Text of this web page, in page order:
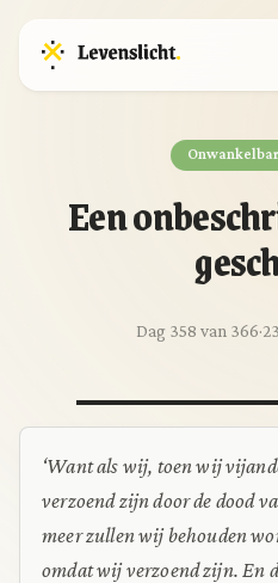
Een
Dag 358 van 366·
‘Want als wij, toen wij
verzoend zijn door de dood
meer zullen wij behouden
omdat wij verzoend zijn. En